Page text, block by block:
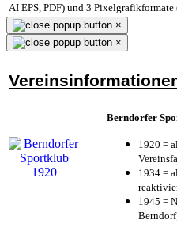
AI EPS, PDF) und 3 Pixelgrafikformate
×
×
Berndorfer
1920 =
1934 =
1945 =